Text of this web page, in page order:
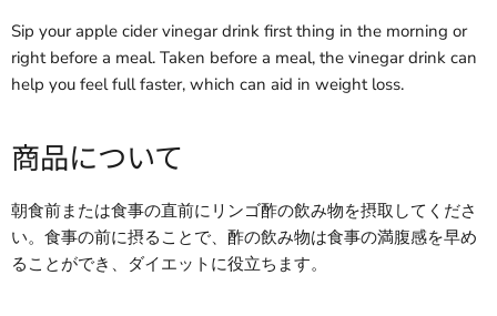
Sip your apple cider vinegar drink first thing in the morning or
right before a meal. Taken before a meal, the vinegar drink can
help you feel full faster, which can aid in weight loss.
商品について
朝食前または食事の直前にリンゴ酢の飲み物を摂取してくださ
い。食事の前に摂ることで、酢の飲み物は食事の満腹感を早め
ることができ、ダイエットに役立ちます。